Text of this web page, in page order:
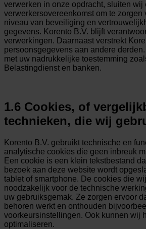
verwerken in onze opdracht, sluiten wij
verwerkersovereenkomst om te zorgen
niveau van beveiliging en
gegevens. Korento B.V. blijft
verwerkingen. Daarnaast verstrekt
persoonsgegevens aan andere
met uw nadrukkelijke toestemming
Belastingdienst en banken.
1.6 Cookies, of
technieken, die wij
Korento B.V. gebruikt technische en
analytische cookies die geen inbreuk
Een cookie is een klein tekstbestand
bezoek aan deze website wordt
tablet of smartphone. De cookies die
noodzakelijk voor de technische
uw gebruiksgemak. Ze zorgen ervoor
behoren werkt en onthouden
voorkeursinstellingen. Ook kunnen wij
optimaliseren.